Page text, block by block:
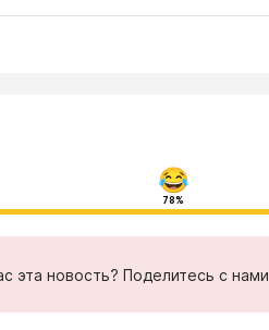
78%
эта новость? Поделитесь с нами